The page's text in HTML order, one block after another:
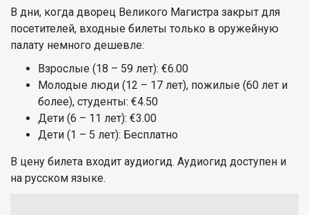
В дни, когда дворец Великого Магистра закрыт для
посетителей, входные билеты только в оружейную
палату немного дешевле:
Взрослые (18 – 59 лет): €6.00
Молодые люди (12 – 17 лет), пожилые (60 лет и
более), студенты: €4.50
Дети (6 – 11 лет): €3.00
Дети (1 – 5 лет): Бесплатно
В цену билета входит аудиогид. Аудиогид доступен и
на русском языке.